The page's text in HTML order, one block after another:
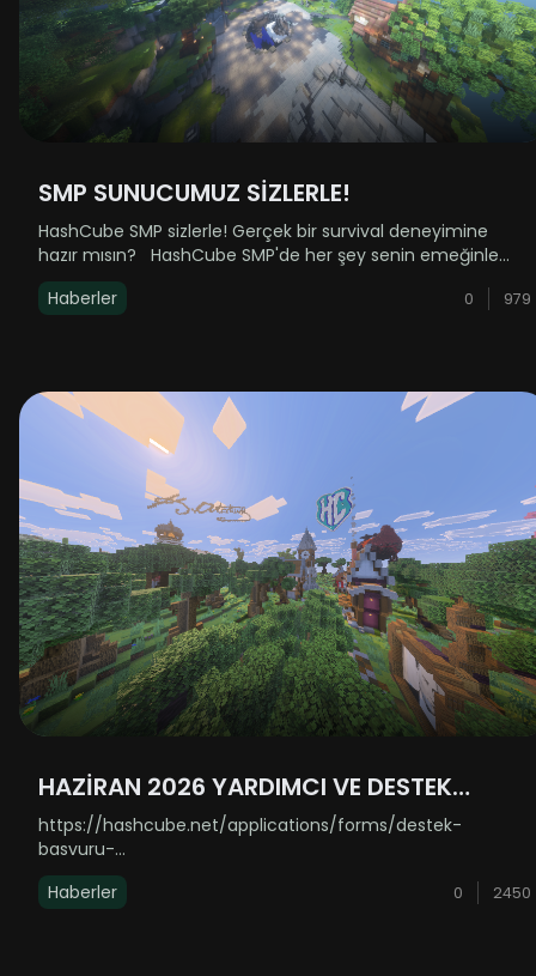
SMP SUNUCUMUZ SİZLERLE!
HashCube SMP sizlerle! Gerçek bir survival deneyimine
hazır mısın? HashCube SMP'de her şey senin emeğinle
şekilleniyor. Gerçek oyun mekanikleri, dokunulmamış bir
dünya ve sıfırdan başlayan bir macera seni bekliyor! &nb......
Haberler 0 979
HAZİRAN 2026 YARDIMCI VE DESTEK
ALIMLARI AÇILDI!
https://hashcube.net/applications/forms/destek-
basvuru-
formuhttps://hashcube.net/applications/forms/yardimci-
basvuru-formuLinklere basarak açamamanız durumunda
Haberler 0 2450